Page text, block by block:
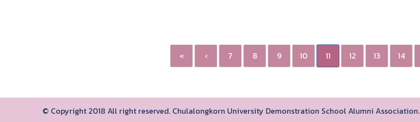
« ‹ 7 8 9 10 11 12 13 14
© Copyright 2018 All right reserved. Chulalongkorn University Demonstration School Alumni Association.